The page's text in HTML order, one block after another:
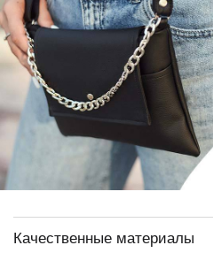
Качественные материалы